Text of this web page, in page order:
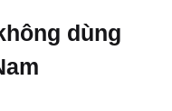
dùng